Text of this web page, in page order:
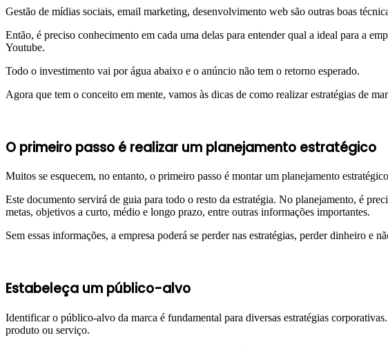
Gestão de mídias sociais, email marketing, desenvolvimento web são outras boas
Então, é preciso conhecimento em cada uma delas para entender qual a ideal para a
Youtube.
Todo o investimento vai por água abaixo e o anúncio não tem o retorno esperado.
Agora que tem o conceito em mente, vamos às dicas de como realizar estratégias de
O primeiro passo é realizar um planejamento estratégico
Muitos se esquecem, no entanto, o primeiro passo é montar um planejamento
Este documento servirá de guia para todo o resto da estratégia. No planejamento, é
metas, objetivos a curto, médio e longo prazo, entre outras informações importantes.
Sem essas informações, a empresa poderá se perder nas estratégias, perder dinheiro e
Estabeleça um público-alvo
Identificar o público-alvo da marca é fundamental para diversas estratégias
produto ou serviço.